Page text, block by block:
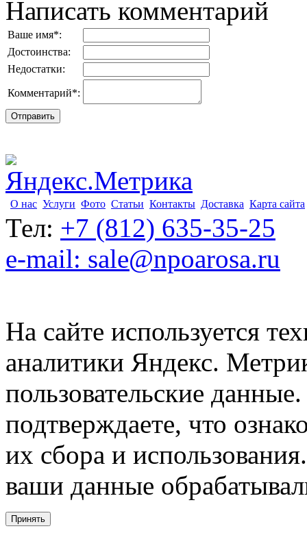
Написать комментарий
Ваше имя*:
Достоинства:
Недостатки:
Комментарий*:
О нас Услуги Фото Статьи Контакты Доставка Карта сайта
Тел: +7 (812) 635-35-25
e-mail: sale@npoarosa.ru
На сайте используется
аналитики Яндекс.
пользовательские
подтверждаете, что
их сбора и
ваши данные
Принять